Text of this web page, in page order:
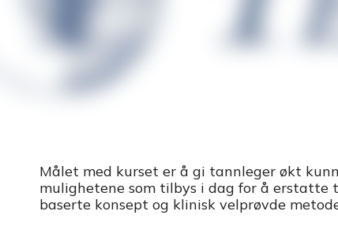
Målet med kurset er å gi tannleger økt
mulighetene som tilbys i dag for å erstatte
baserte konsept og klinisk velprøvde